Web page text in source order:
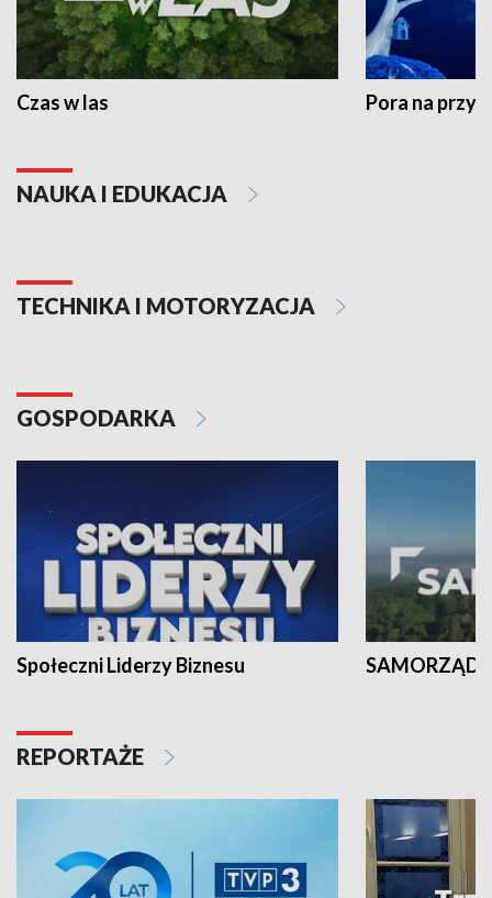
Czas w las Pora na
NAUKA I EDUKACJA
TECHNIKA I MOTORYZACJA
GOSPODARKA
Społeczni Liderzy Biznesu SAMORZĄD
REPORTAŻE